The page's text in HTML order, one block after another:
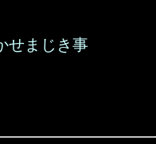
せまじき事